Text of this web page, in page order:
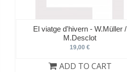
El viatge d'hivern - W.Müller /
M.Desclot
19,00 €
ADD TO CART